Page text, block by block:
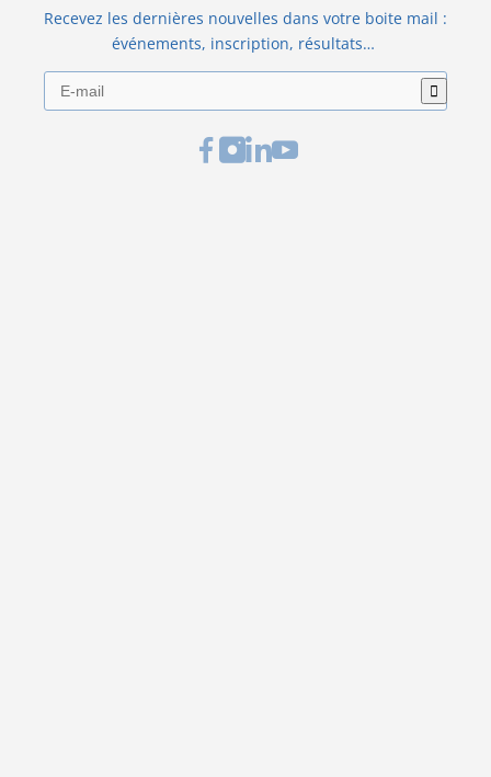
Recevez les dernières nouvelles dans votre boite mail :
événements, inscription, résultats…
